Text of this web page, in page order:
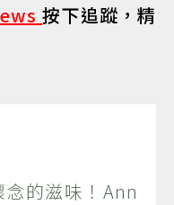
按下追蹤，精
的滋味！Ann